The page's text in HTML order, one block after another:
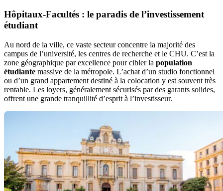
Hôpitaux-Facultés : le paradis de l’investissement
étudiant
Au nord de la ville, ce vaste secteur concentre la majorité des
campus de l’université, les centres de recherche et le CHU. C’est la
zone géographique par excellence pour cibler la population
étudiante massive de la métropole. L’achat d’un studio fonctionnel
ou d’un grand appartement destiné à la colocation y est souvent très
rentable. Les loyers, généralement sécurisés par des garants solides,
offrent une grande tranquillité d’esprit à l’investisseur.